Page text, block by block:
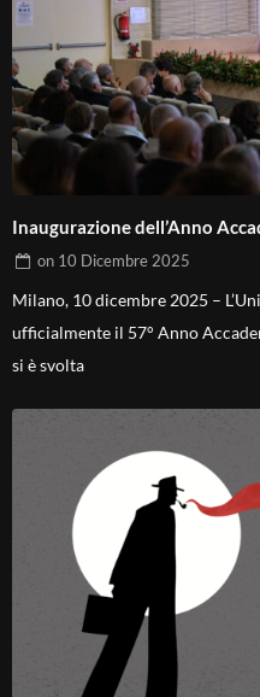
Inaugurazione dell’Anno
on 10 Dicembre 2025
Milano, 10 dicembre 2025 –
ufficialmente il 57° Anno
si è svolta